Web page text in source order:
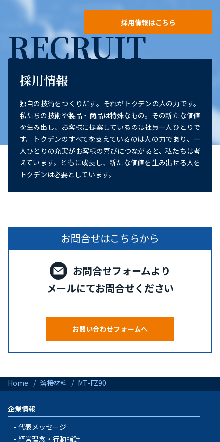
採用情報はこちら
RECRUIT
採用情報
独自の技術をつくりだす。それがトクデンの人の力です。
私たちの技術や製品・商品は特殊なもの。その新たな価値
を生み出し、お客様に提案しているのは社員一人ひとりで
す。トクデンのすべてを支えているのは人の力であり、一
人ひとりの充実がお客様の喜びにつながると、私たちは考
えています。ともに成長し、新たな価値を生み出せる人を
トクデンは必要としています。
お問合せはこちらから
お問合せフォームより
メールにてお問合せください
お問い合わせフォームへ
Home 溶接材料 MT-FZ90
企業情報
代表メッセージ
経営理念・行動指針